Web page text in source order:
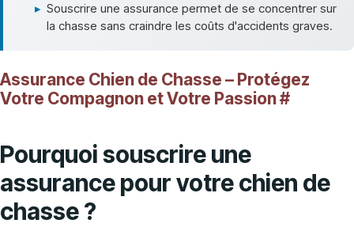
▸ Souscrire une assurance permet de se concentrer sur
la chasse sans craindre les coûts d'accidents graves.
Assurance Chien de Chasse – Protégez
Votre Compagnon et Votre Passion#
Pourquoi souscrire une
assurance pour votre chien de
chasse ?